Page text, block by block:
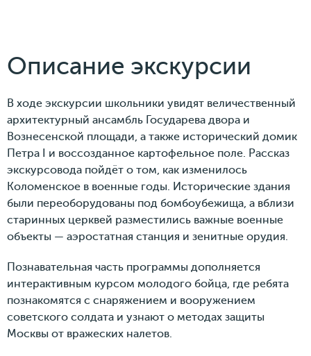
Описание экскурсии
В ходе экскурсии школьники увидят величественный
архитектурный ансамбль Государева двора и
Вознесенской площади, а также исторический домик
Петра I и воссозданное картофельное поле. Рассказ
экскурсовода пойдёт о том, как изменилось
Коломенское в военные годы. Исторические здания
были переоборудованы под бомбоубежища, а вблизи
старинных церквей разместились важные военные
объекты — аэростатная станция и зенитные орудия.
Познавательная часть программы дополняется
интерактивным курсом молодого бойца, где ребята
познакомятся с снаряжением и вооружением
советского солдата и узнают о методах защиты
Москвы от вражеских налетов.